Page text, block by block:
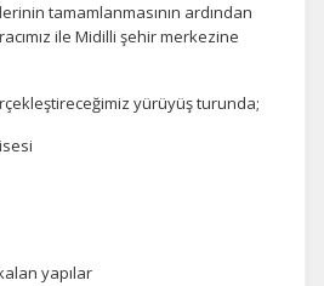
tamamlanmasının ardından
ile Midilli şehir merkezine
yürüyüş turunda;
yapılar